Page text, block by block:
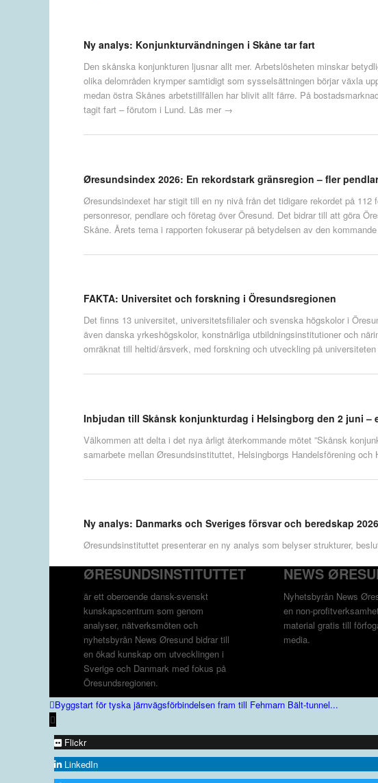
Ny analys: Konjunkturvändningen i Skåne tar fart
Den skånska konjunkturen ljusnar allt mer. Arbetslösheten minskar
olika delområden krymper samtidigt som sysselsättningen börjar växla
medan östra Skånes arbetstillfällen har blivit allt färre. På
tagit fart – förutom i Lund. Läs mer →
Øresundsindex 2026: En rekordstark gränsregion – fler
Øresundsindexet har stigit till en ny nivå från det tidigare rekordet på
personresor, pendlare och företag över Öresund. Det bidrar till att göra
Skåne. Årets tema i rapporten fokuserar på betydelsen av den
FAKTA: Universitet och forskning i Öresundsregionen
Det finns 13 universitet, universitetsfilialer och svenska högskolor i
även danska yrkeshögskolor, konstnärliga utbildningsinstitutioner och
omräknat till heltid/årsverk, med forskning och utveckling på universiteten
Inbjudan till Skånsk konjunkturdag i Helsingborg den 2 juni
Välkommen att delta i det nya årligt återkommande mötet ”Skånsk
samarbete mellan Øresundsinstituttet, Helsingborgs Handelsförening och
Ny analys: Danmarks och Sveriges försvar och beredskap 2026
Øresundsinstituttet presenterar en ny analys som belyser strukturer,
ØRESUNDSINSTITUTTET
är ett oberoende dansk-svenskt
kunskapscentrum som genom
analyser, nätverksmöten och
nyhetsbyrån News Øresund bidrar till
en ökad kunskap om utvecklingen i
Sverige och Danmark med fokus på
Öresundsregionen.
NEWS
Nyhetsbyrån News
en non-
material gratis till
media.
Byggstart för tyska järnvägsförbindelsen fram till Fehmarn Bält-tunnel...
Flickr
LinkedIn